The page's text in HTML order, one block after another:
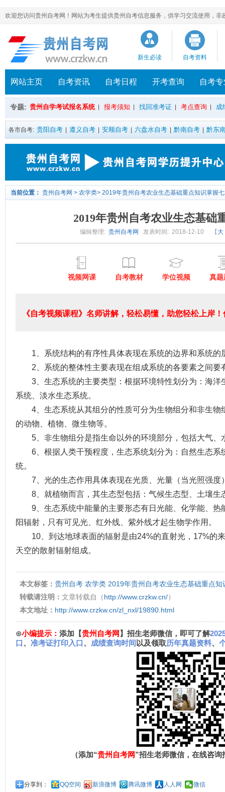
欢迎您访问贵州自考网！网站为考生提供贵州自考信息服务，供学习交流使用，
新生必读 自考资料
网站主页 自考资讯 自考日程 开考查询 自考
专题: 贵州自学考试报名系统 报考须知 找回准考证 考点查询 成
各市自考: 贵阳自考 遵义自考 安顺自考 六盘水自考 黔南自考 黔东
当前位置： 贵州自考网 > 农学类> 2019年贵州自考农业生态基础重点知识掌握七
2019年贵州自考农业生态基础
编辑整理: 贵州自考网 发表时间: 2018-12-10 【 大
视频网课 自考教材 学位视频 真题
《自考视频课程》名师讲解，轻松易懂，助您轻松上岸
1、系统结构的有序性具体表现在系统的边界和系统的
2、系统的整体性主要表现在组成系统的各要素之间要
3、生态系统的主要类型：根据环境特性划分为：海
系统、淡水生态系统。
4、生态系统从其组分的性质可分为生物组分和非生
的动物、植物、微生物等。
5、非生物组分是指生命以外的环境部分，包括大气、
6、根据人类干预程度，生态系统划分为：自然生态
统。
7、光的生态作用具体表现在光质、光量（当光照强度
8、就植物而言，其生态型包括：气候生态型、土壤生
9、生态系统中能量的主要形态有日光能、化学能、
阳辐射，只有可见光、红外线、紫外线才起生物学作用。
10、到达地球表面的辐射是由24%的直射光，17%的
天空的散射辐射组成。
本文标签： 贵州自考 农学类 2019年贵州自考农业生态基础重点知
转载请注明： 文章转载自（http://www.crzkw.cn/）
本文地址： http://www.crzkw.cn/zl_nxl/19890.html
⊙小编提示： 添加【贵州自考网 】招生老师微信，即可了解
口、 准考证打印入口、 成绩查询时间 以及领取历年真题资料、
（添加“贵州自考网”招生老师微信，在线咨
分享到： QQ空间 新浪微博 腾讯微博 人人网 微信